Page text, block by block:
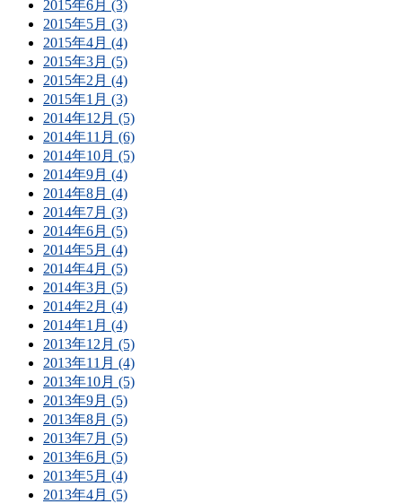
2015年6月 (3)
2015年5月 (3)
2015年4月 (4)
2015年3月 (5)
2015年2月 (4)
2015年1月 (3)
2014年12月 (5)
2014年11月 (6)
2014年10月 (5)
2014年9月 (4)
2014年8月 (4)
2014年7月 (3)
2014年6月 (5)
2014年5月 (4)
2014年4月 (5)
2014年3月 (5)
2014年2月 (4)
2014年1月 (4)
2013年12月 (5)
2013年11月 (4)
2013年10月 (5)
2013年9月 (5)
2013年8月 (5)
2013年7月 (5)
2013年6月 (5)
2013年5月 (4)
2013年4月 (5)